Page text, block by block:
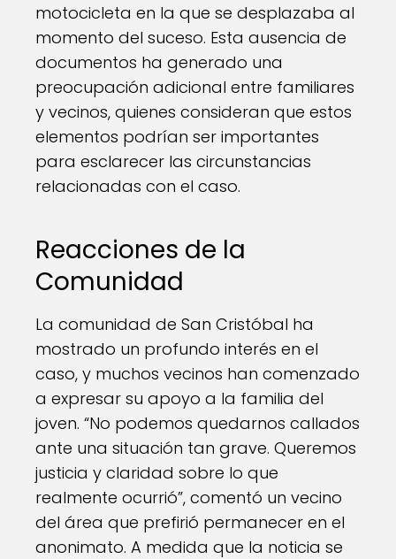
motocicleta en la que se desplazaba al
momento del suceso. Esta ausencia de
documentos ha generado una
preocupación adicional entre familiares
y vecinos, quienes consideran que estos
elementos podrían ser importantes
para esclarecer las circunstancias
relacionadas con el caso.
Reacciones de la
Comunidad
La comunidad de San Cristóbal ha
mostrado un profundo interés en el
caso, y muchos vecinos han comenzado
a expresar su apoyo a la familia del
joven. “No podemos quedarnos callados
ante una situación tan grave. Queremos
justicia y claridad sobre lo que
realmente ocurrió”, comentó un vecino
del área que prefirió permanecer en el
anonimato. A medida que la noticia se